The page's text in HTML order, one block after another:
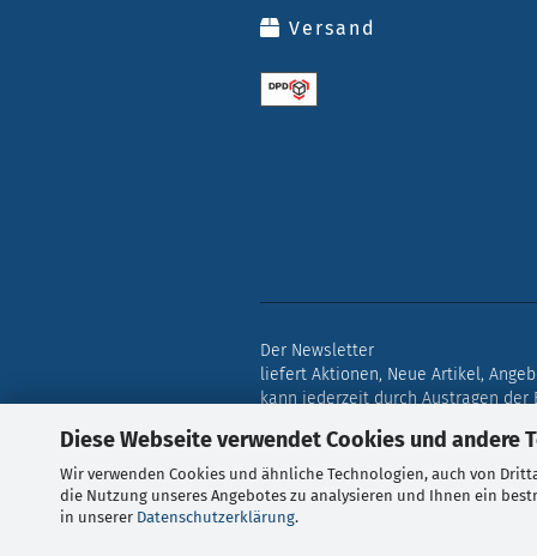
Diese Webseite verwendet Cookies und andere
Wir verwenden Cookies und ähnliche Technologien, auch von
die Nutzung unseres Angebotes zu analysieren und Ihnen ein
in unserer Datenschutzerklärung.
Versand
Der Newsletter
liefert Aktionen, Neue Artikel,
kann jederzeit durch Austragen
Alle Preise verstehen sich